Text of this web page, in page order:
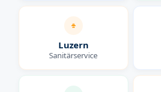
Luzern
Sanitärservice